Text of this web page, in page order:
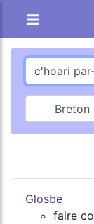
Glosbe
faire